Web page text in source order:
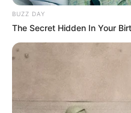
BUZZ DAY
The Secret Hidden In Your